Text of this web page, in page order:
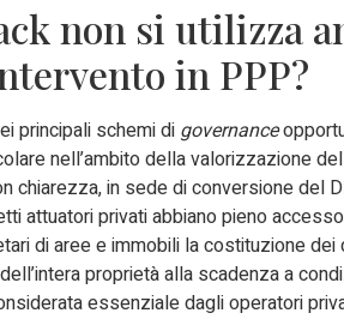
non si utilizza
in PPP?
principali schemi di governance
nell’ambito della valorizzazione
chiarezza, in sede di conversione del
attuatori privati abbiano pieno
di aree e immobili la costituzione
proprietà alla scadenza a
essenziale dagli operatori